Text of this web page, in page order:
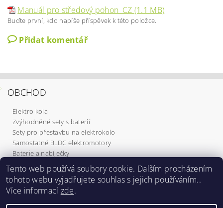
Manuál pro středový pohon_CZ (1.1 MB)
Buďte první, kdo napíše příspěvek k této položce.
Přidat komentář
OBCHOD
Elektro kola
Zvýhodněné sety s baterií
Sety pro přestavbu na elektrokolo
Samostatné BLDC elektromotory
Baterie a nabíječky
Komponenty
Elektrokoloběžky
Služby
Dárkové poukazy
Tento web používá soubory cookie. Dalším procházením
tohoto webu vyjadřujete souhlas s jejich používáním..
Více informací zde.